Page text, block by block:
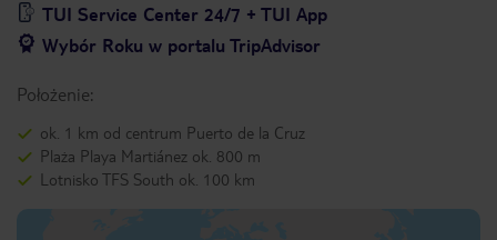
TUI Service Center 24/7 + TUI App
Wybór Roku w portalu TripAdvisor
Położenie:
ok. 1 km od centrum Puerto de la Cruz
Plaża Playa Martiánez ok. 800 m
Lotnisko TFS South ok. 100 km